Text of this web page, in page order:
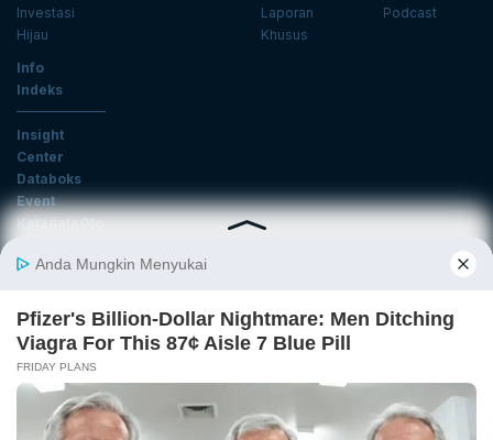
Investasi
Hijau
Laporan
Khusus
Podcast
Info
Indeks
Insight
Center
Databoks
Event
KatadataOto
Email
Daftar